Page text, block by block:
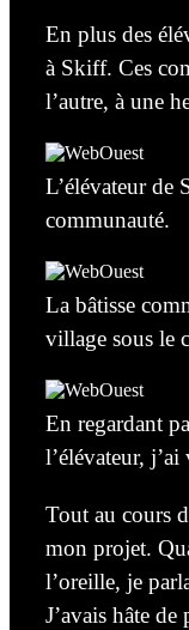
En plus des
à Skiff. Ces
l’autre, à une
L’élévateur de
communauté.
La bâtisse
village sous le
En regardant
l’élévateur,
Tout au cours
mon projet.
l’oreille, je
J’avais hâte de